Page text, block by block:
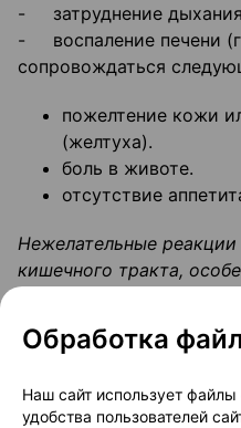
- затруднение
- воспаление печени
сопровождаться
пожелтение кожи
(желтуха).
боль в животе.
отсутствие
Нежелательные
кишечного тракта,
появление язвы в
Желудочно-кишечные
Обработка
Наш сайт использует
удобства пользователей